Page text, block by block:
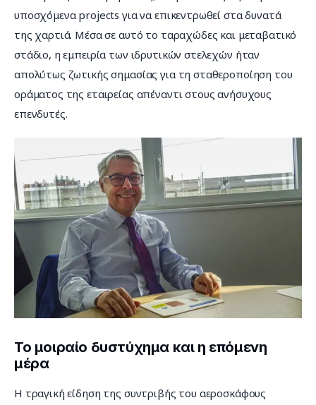
υποσχόμενα projects για να επικεντρωθεί στα δυνατά
της χαρτιά. Μέσα σε αυτό το ταραχώδες και μεταβατικό
στάδιο, η εμπειρία των ιδρυτικών στελεχών ήταν
απολύτως ζωτικής σημασίας για τη σταθεροποίηση του
οράματος της εταιρείας απέναντι στους ανήσυχους
επενδυτές.
Το μοιραίο δυστύχημα και η επόμενη
μέρα
Η τραγική είδηση της συντριβής του αεροσκάφους